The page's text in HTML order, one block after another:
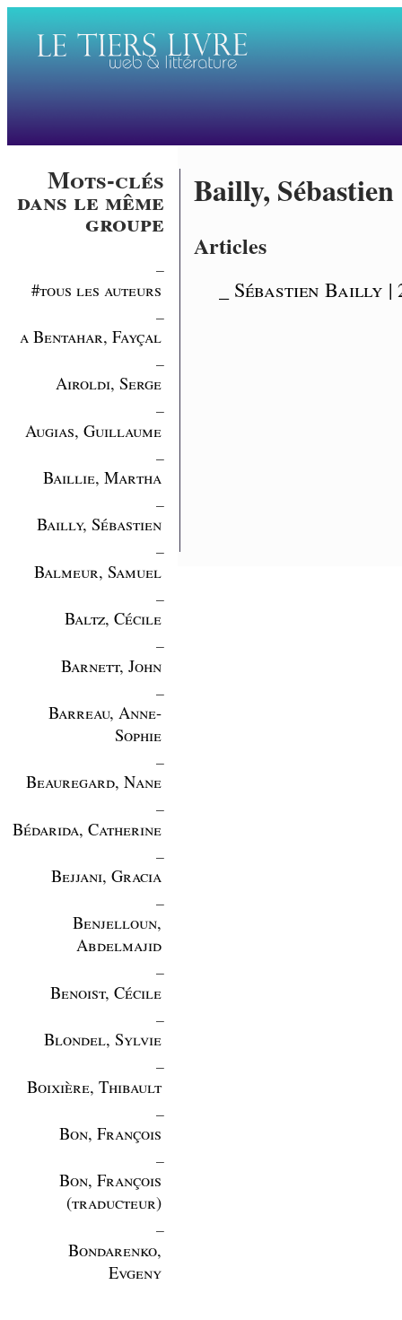
Mots-clés
dans le même
groupe
#tous les auteurs
a Bentahar, Fayçal
Airoldi, Serge
Augias, Guillaume
Baillie, Martha
Bailly, Sébastien
Balmeur, Samuel
Baltz, Cécile
Barnett, John
Barreau, Anne-
Sophie
Beauregard, Nane
Bédarida, Catherine
Bejjani, Gracia
Benjelloun,
Abdelmajid
Benoist, Cécile
Blondel, Sylvie
Boixière, Thibault
Bon, François
Bon, François
(traducteur)
Bondarenko,
Evgeny
Bailly, Sébastien
Articles
_ Sébastien Bailly